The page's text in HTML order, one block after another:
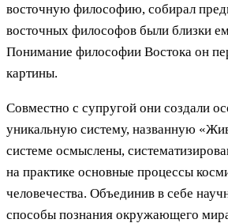
восточную философию, собирал
восточных философов были близки
Понимание философии Востока он
картины.
Совместно с супругой они создали
уникальную систему, названную
системе осмыслены,
на практике основные процессы
человечества. Объединив в себе
способы познания окружающего